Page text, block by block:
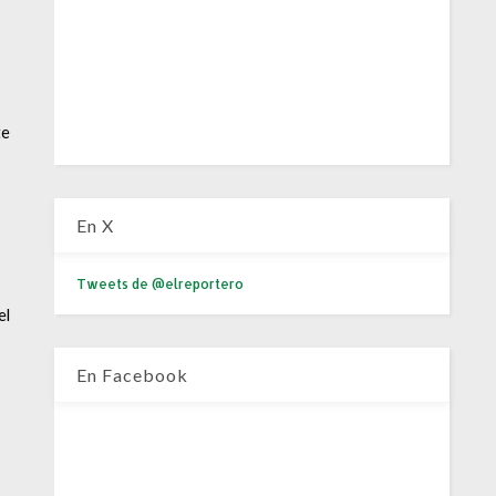
En X
Tweets de @elreportero
En Facebook